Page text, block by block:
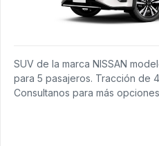
SUV de la marca NISSAN
para 5 pasajeros. Tracción de
Consultanos para más